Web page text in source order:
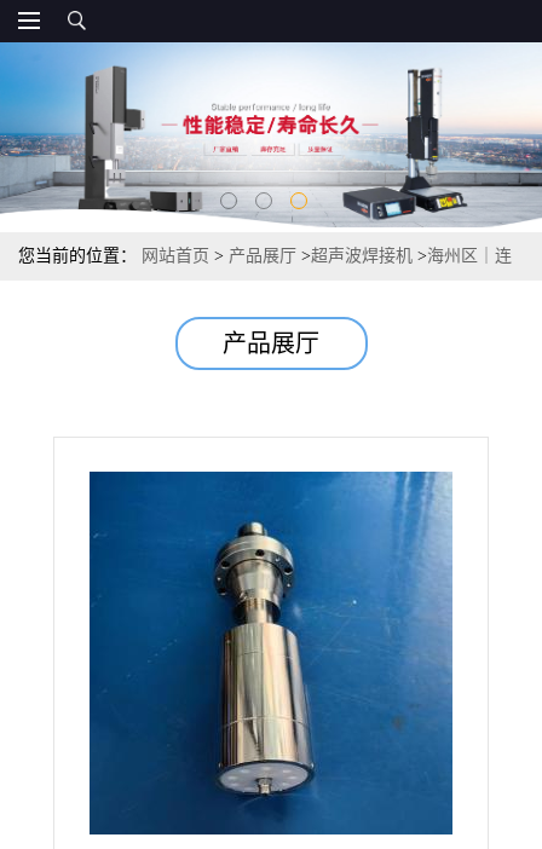
您当前的位置： 网站首页 > 产品展厅 >超声波焊接机 >海州区｜连
产品展厅